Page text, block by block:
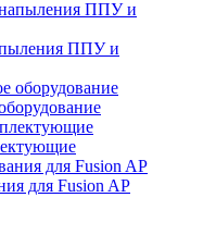
ППУ и
для Fusion AP